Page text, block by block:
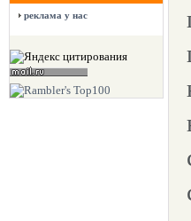
реклама у нас